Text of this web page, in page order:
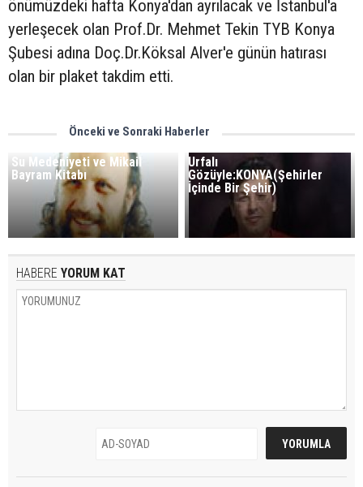
önümüzdeki hafta Konya'dan ayrılacak ve İstanbul'a
yerleşecek olan Prof.Dr. Mehmet Tekin TYB Konya
Şubesi adına Doç.Dr.Köksal Alver'e günün hatırası
olan bir plaket takdim etti.
Önceki ve Sonraki Haberler
Su Medeniyeti ve Mikail
Bayram Kitabı
Urfalı
Gözüyle:KONYA(Şehirler
İçinde Bir Şehir)
HABERE YORUM KAT